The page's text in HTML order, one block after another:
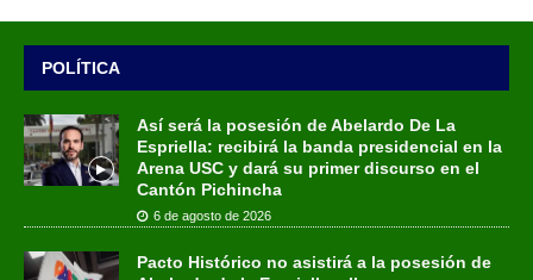
POLÍTICA
Así será la posesión de Abelardo De La
Espriella: recibirá la banda presidencial en la
Arena USC y dará su primer discurso en el
Cantón Pichincha
6 de agosto de 2026
Pacto Histórico no asistirá a la posesión de